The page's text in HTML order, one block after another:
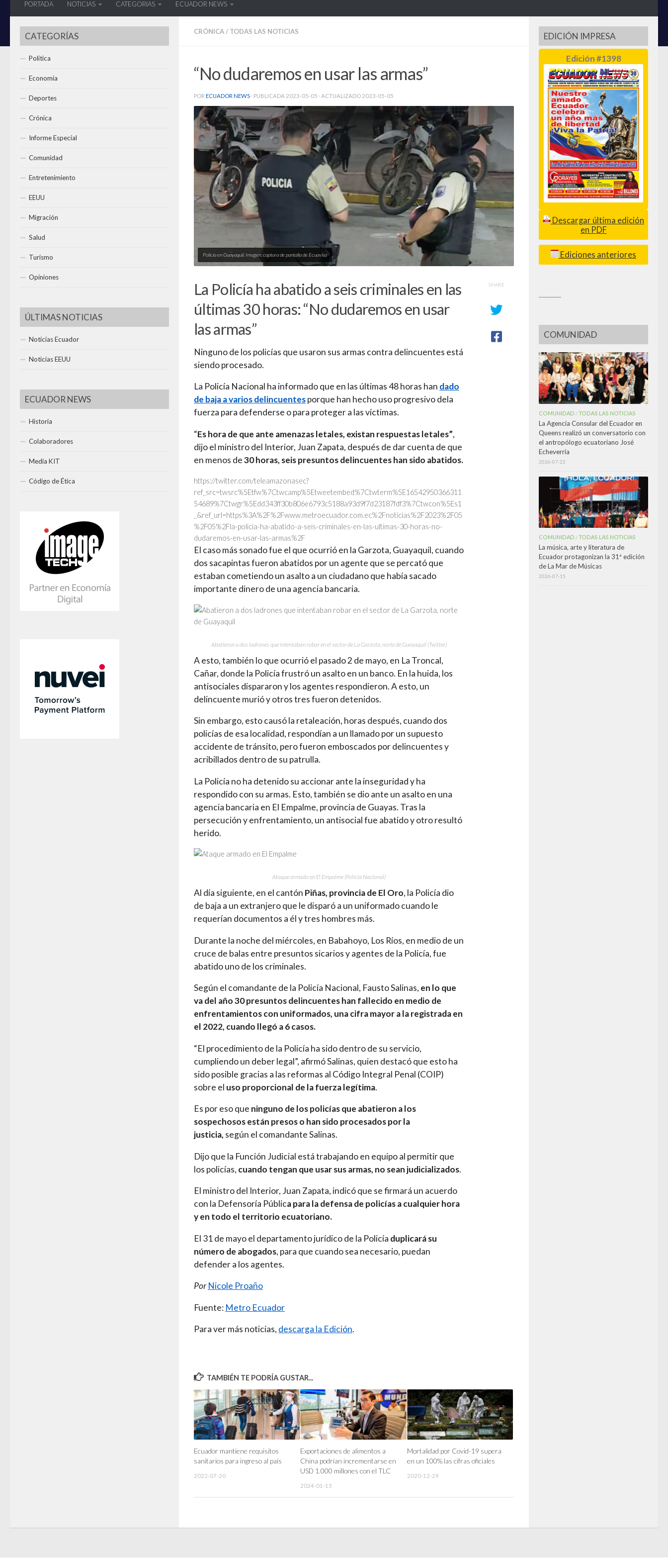
PORTADA NOTICIAS CATEGORIAS ECUADOR NEWS
CRÓNICA/ TODAS LAS NOTICIAS
“No dudaremos en usar las armas”
POR ECUADOR NEWS · PUBLICADA 2023-05-05 · ACTUALIZADO 2023-05-05
Policía en Guayaquil. Imagen: captura de pantalla de Ecuavisa
La Policía ha abatido a seis criminales en las
últimas 30 horas: “No dudaremos en usar
las armas”
Ninguno de los policías que usaron sus armas contra delincuentes está
siendo procesado.
La Policía Nacional ha informado que en las últimas 48 horas han dado
de baja a varios delincuentesporque han hecho uso progresivo dela
fuerza para defenderse o para proteger a las víctimas.
“Es hora de que ante amenazas letales, existan respuestas letales”,
dijo el ministro del Interior, Juan Zapata, después de dar cuenta de que
en menos de30 horas, seis presuntos delincuentes han sido abatidos.
https://twitter.com/teleamazonasec?
ref_src=twsrc%5Etfw%7Ctwcamp%5Etweetembed%7Ctwterm%5E16542950366311
54689%7Ctwgr%5Edd343ff30b806e6793c5188a93d9f7d23187fdf3%7Ctwcon%5Es1
_&ref_url=https%3A%2F%2Fwww.metroecuador.com.ec%2Fnoticias%2F2023%2F05
%2F05%2Fla-policia-ha-abatido-a-seis-criminales-en-las-ultimas-30-horas-no-
dudaremos-en-usar-las-armas%2F
El caso más sonado fue el que ocurrió en la Garzota, Guayaquil, cuando
dos sacapintas fueron abatidos por un agente que se percató que
estaban cometiendo un asalto a un ciudadano que había sacado
importante dinero de una agencia bancaria.
Abatieron a dos ladrones que intentaban robar en el sector de La Garzota, norte de Guayaquil (Twitter)
A esto, también lo que ocurrió el pasado 2 de mayo, en La Troncal,
Cañar, donde la Policía frustró un asalto en un banco. En la huida, los
antisociales dispararon y los agentes respondieron. A esto, un
delincuente murió y otros tres fueron detenidos.
Sin embargo, esto causó la retaleación, horas después, cuando dos
policías de esa localidad, respondían a un llamado por un supuesto
accidente de tránsito, pero fueron emboscados por delincuentes y
acribillados dentro de su patrulla.
La Policía no ha detenido su accionar ante la inseguridad y ha
respondido con su armas. Esto, también se dio ante un asalto en una
agencia bancaria en El Empalme, provincia de Guayas. Tras la
persecución y enfrentamiento, un antisocial fue abatido y otro resultó
herido.
Ataque armado en El Empalme (Policía Nacional)
Al día siguiente, en el cantón Piñas, provincia de El Oro, la Policía dio
de baja a un extranjero que le disparó a un uniformado cuando le
requerían documentos a él y tres hombres más.
Durante la noche del miércoles, en Babahoyo, Los Ríos, en medio de un
cruce de balas entre presuntos sicarios y agentes de la Policía, fue
abatido uno de los criminales.
Según el comandante de la Policía Nacional, Fausto Salinas, en lo que
va del año 30 presuntos delincuentes han fallecido en medio de
enfrentamientos con uniformados, una cifra mayor a la registrada en
el 2022, cuando llegó a 6 casos.
“El procedimiento de la Policía ha sido dentro de su servicio,
cumpliendo un deber legal”, afirmó Salinas, quien destacó que esto ha
sido posible gracias a las reformas al Código Integral Penal (COIP)
sobre el uso proporcional de la fuerza legítima.
Es por eso que ninguno de los policías que abatieron a los
sospechosos están presos o han sido procesados por la
justicia, según el comandante Salinas.
Dijo que la Función Judicial está trabajando en equipo al permitir que
los policías, cuando tengan que usar sus armas, no sean judicializados.
El ministro del Interior, Juan Zapata, indicó que se firmará un acuerdo
con la Defensoría Pública para la defensa de policías a cualquier hora
y en todo el territorio ecuatoriano.
El 31 de mayo el departamento jurídico de la Policía duplicará su
número de abogados, para que cuando sea necesario, puedan
defender a los agentes.
Por Nicole Proaño
Fuente: Metro Ecuador
Para ver más noticias, descarga la Edición.
SHARE
TAMBIÉN TE PODRÍA GUSTAR...
Ecuador mantiene requisitos
sanitarios para ingreso al país
2022-07-20
Exportaciones de alimentos a
China podrían incrementarse en
USD 1.000 millones con el TLC
2024-01-15
Mortalidad por Covid-19 supera
en un 100% las cifras oficiales
2020-12-29
CATEGORÍAS
Política
Economía
Deportes
Crónica
Informe Especial
Comunidad
Entretenimiento
EEUU
Migración
Salud
Turismo
Opiniones
ÚLTIMAS NOTICIAS
Noticias Ecuador
Noticias EEUU
ECUADOR NEWS
Historia
Colaboradores
Media KIT
Código de Ética
EDICIÓN IMPRESA
Edición #1398
Descargar última edición
en PDF
Ediciones anteriores
COMUNIDAD
COMUNIDAD /TODAS LAS NOTICIAS
La Agencia Consular del Ecuador en
Queens realizó un conversatorio con
el antropólogo ecuatoriano José
Echeverría
2026-07-22
COMUNIDAD /TODAS LAS NOTICIAS
La música, arte y literatura de
Ecuador protagonizan la 31ª edición
de La Mar de Músicas
2026-07-15